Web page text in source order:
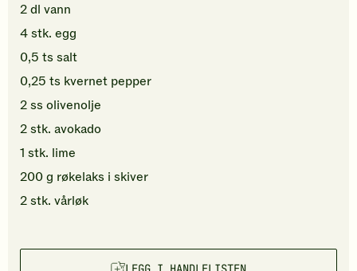
2dl vann
4stk. egg
0,5 ts salt
0,25 ts kvernet pepper
2ss olivenolje
2stk. avokado
1 stk. lime
200g røkelaks i skiver
2stk. vårløk